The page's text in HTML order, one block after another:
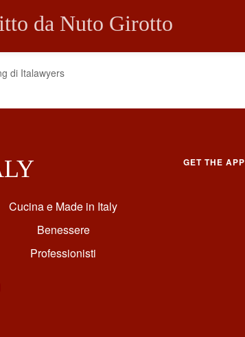
da Nuto Girotto
di Italawyers
Cucina e Made in Italy
Benessere
Professionisti
GET THE APP